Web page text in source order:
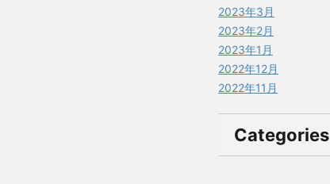
2023年3月
2023年2月
2023年1月
2022年12月
2022年11月
Categories